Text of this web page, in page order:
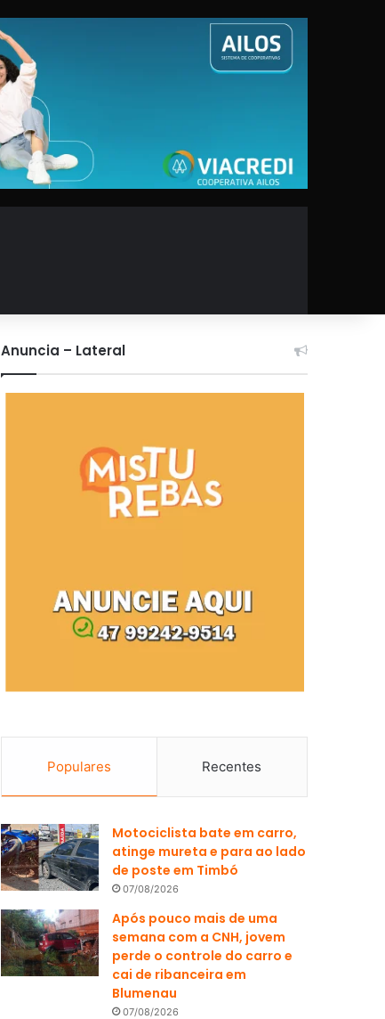
Anuncia – Lateral
Populares Recentes
Motociclista bate em carro,
atinge mureta e para ao lado
de poste em Timbó
07/08/2026
Após pouco mais de uma
semana com a CNH, jovem
perde o controle do carro e
cai de ribanceira em
Blumenau
07/08/2026